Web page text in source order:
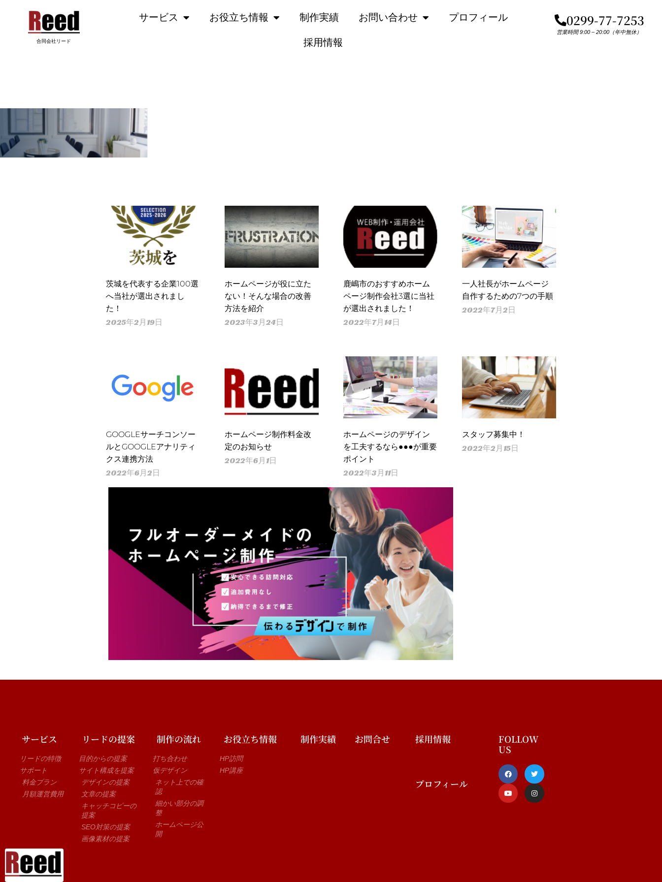
合同会社リード
サービス お役立ち情報 制作実績 お問い合わせ
プロフィール
採用情報
0299-77-7253
営業時間 9:00 – 20:00（年中無休）
茨城を代表する企業100選
へ当社が選出されまし
た！
2025年2月19日
ホームページが役に立た
ない！そんな場合の改善
方法を紹介
2023年3月24日
鹿嶋市のおすすめホーム
ページ制作会社3選に当社
が選出されました！
2022年7月14日
一人社長がホームページ
自作するための7つの手順
2022年7月2日
GOOGLEサーチコンソー
ルとGOOGLEアナリティ
クス連携方法
2022年6月2日
ホームページ制作料金改
定のお知らせ
2022年6月1日
ホームページのデザイン
を工夫するなら●●●が重要
ポイント
2022年3月11日
スタッフ募集中！
2022年2月15日
サービス
リードの特徴
サポート
料金プラン
月額運営費用
リードの提案
目的からの提案
サイト構成を提案
デザインの提案
文章の提案
キャッチコピーの
提案
SEO対策の提案
画像素材の提案
制作の流れ
打ち合わせ
仮デザイン
ネット上での確
認
細かい部分の調
整
ホームページ公
開
お役立ち情報
HP訪問
HP講座
制作実績 お問合せ 採用情報
プロフィール
FOLLOW
US
F
a
c
e
b
o
T
w
i
t
t
e
Y
o
u
t
u
b
I
n
s
t
a
g